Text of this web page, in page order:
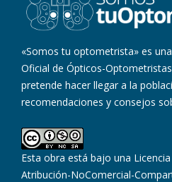
«Somos tu optometrista» es
Oficial de Ópticos-
pretende hacer llegar a la
recomendaciones y consejos
Esta obra está bajo una
Atribución-NoComercial-